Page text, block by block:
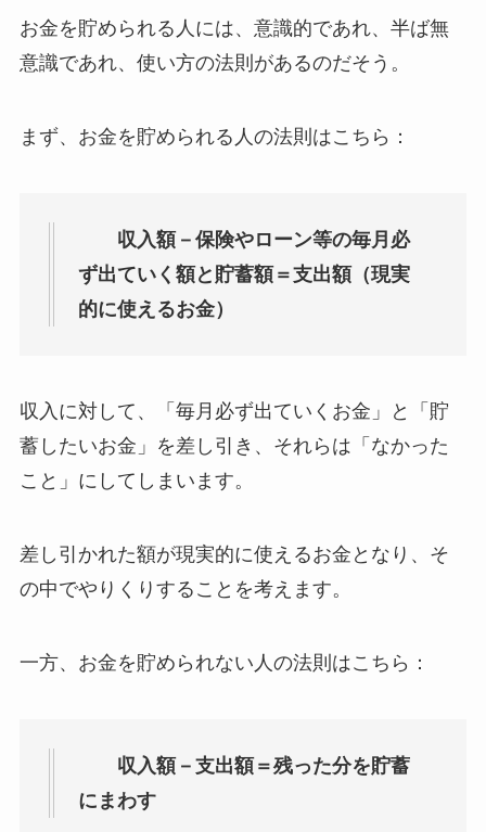
お金を貯められる人には、意識的であれ、半ば無
意識であれ、使い方の法則があるのだそう。
まず、お金を貯められる人の法則はこちら：
収入額－保険やローン等の毎月必
ず出ていく額と貯蓄額＝支出額（現実
的に使えるお金）
収入に対して、「毎月必ず出ていくお金」と「貯
蓄したいお金」を差し引き、それらは「なかった
こと」にしてしまいます。
差し引かれた額が現実的に使えるお金となり、そ
の中でやりくりすることを考えます。
一方、お金を貯められない人の法則はこちら：
収入額－支出額＝残った分を貯蓄
にまわす